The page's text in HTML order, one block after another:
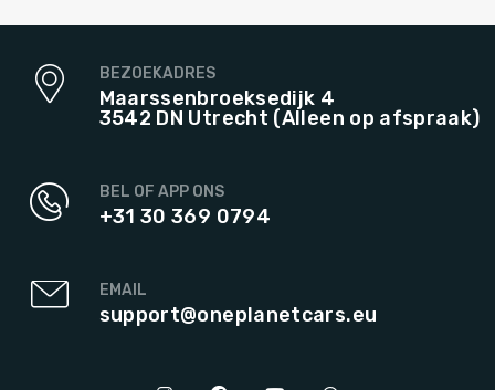
BEZOEKADRES
Maarssenbroeksedijk 4
3542 DN Utrecht (Alleen op afspraak)
BEL OF APP ONS
+31 30 369 0794
EMAIL
support@oneplanetcars.eu